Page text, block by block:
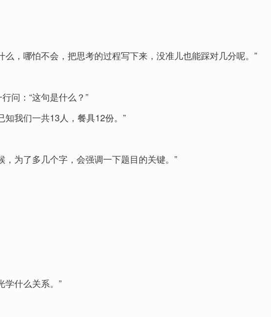
，哪怕不会，把思考的过程写下来，没准儿也能踩对几分呢。”
问：“这句是什么？”
我们一共13人，餐具12份。”
为了多几个字，会强调一下题目的关键。”
什么关系。”